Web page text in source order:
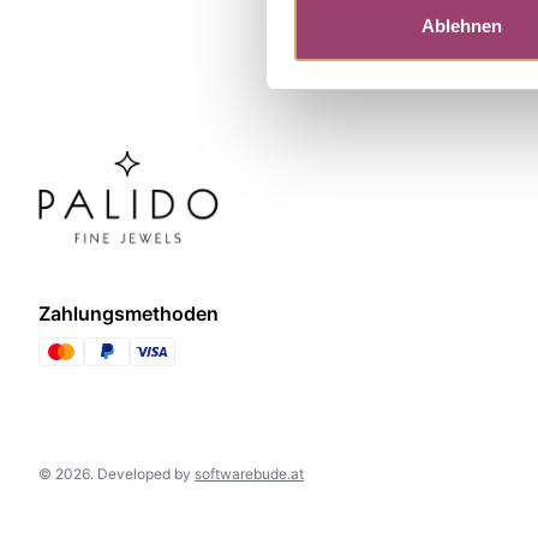
Ablehnen
Zahlungsmethoden
© 2026. Developed by softwarebude.at